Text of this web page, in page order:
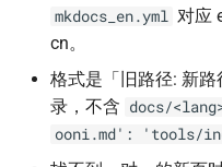
mkdocs_en.yml 对应
cn。
格式是「旧路径: 新
录，不含 docs/
ooni.md': 'tools/